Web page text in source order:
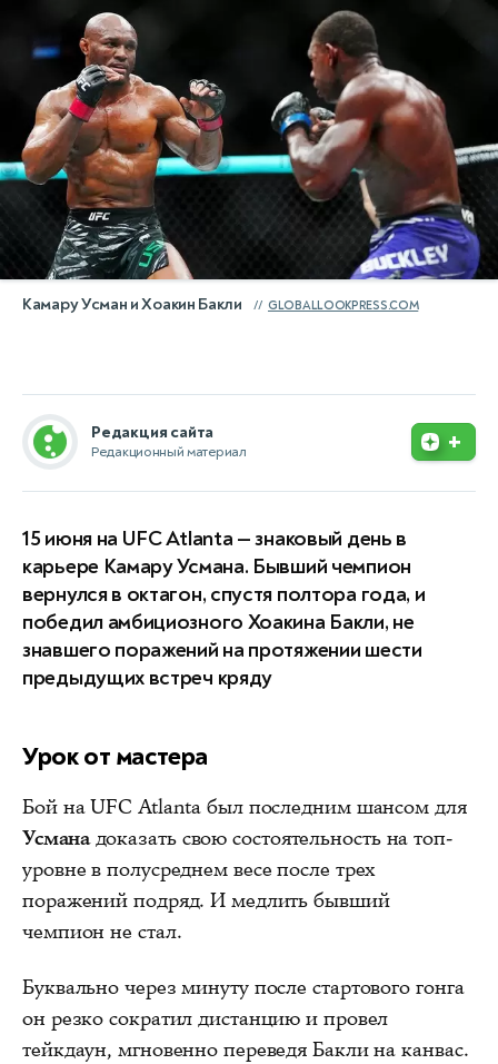
Камару Усман и Хоакин Бакли GLOBALLOOKPRESS.COM
Редакция сайта
Редакционный материал +
15 июня на UFC Atlanta — знаковый день в
карьере Камару Усмана. Бывший чемпион
вернулся в октагон, спустя полтора года, и
победил амбициозного Хоакина Бакли, не
знавшего поражений на протяжении шести
предыдущих встреч кряду
Урок от мастера
Бой на UFC Atlanta был последним шансом для
Усманадоказать свою состоятельность на топ-
уровне в полусреднем весе после трех
поражений подряд. И медлить бывший
чемпион не стал.
Буквально через минуту после стартового гонга
он резко сократил дистанцию и провел
тейкдаун, мгновенно переведя Бакли на канвас.